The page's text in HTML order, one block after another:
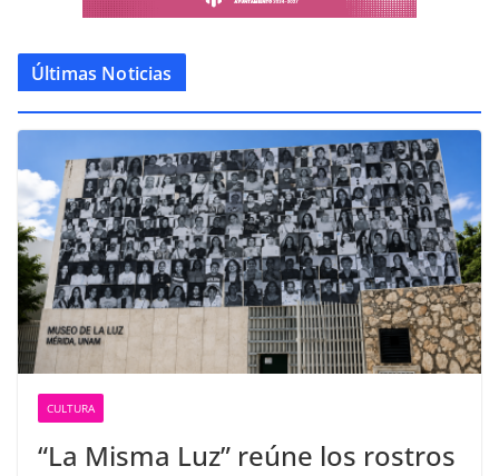
Últimas Noticias
CULTURA
“La Misma Luz” reúne los rostros